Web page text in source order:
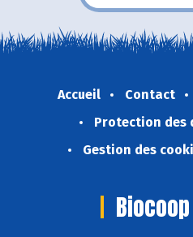
Accueil Contact
Protection des
Gestion des